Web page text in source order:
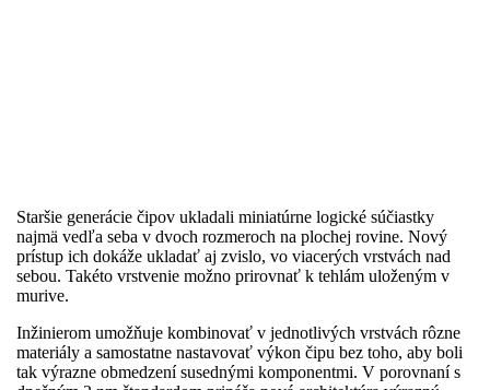
Staršie generácie čipov ukladali miniatúrne logické súčiastky
najmä vedľa seba v dvoch rozmeroch na plochej rovine. Nový
prístup ich dokáže ukladať aj zvislo, vo viacerých vrstvách nad
sebou. Takéto vrstvenie možno prirovnať k tehlám uloženým v
murive.
Inžinierom umožňuje kombinovať v jednotlivých vrstvách rôzne
materiály a samostatne nastavovať výkon čipu bez toho, aby boli
tak výrazne obmedzení susednými komponentmi. V porovnaní s